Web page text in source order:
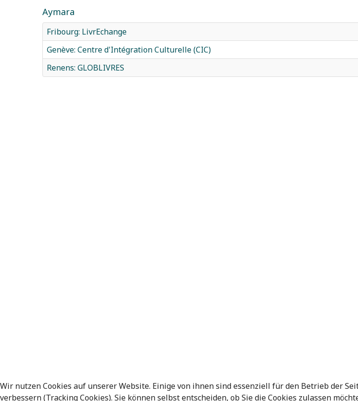
Aymara
Fribourg: LivrEchange
Genève: Centre d'Intégration Culturelle (CIC)
Renens: GLOBLIVRES
Wir nutzen Cookies auf unserer Website. Einige von ihnen sind essenziell für den Betrieb der
verbessern (Tracking Cookies). Sie können selbst entscheiden, ob Sie die Cookies zulassen